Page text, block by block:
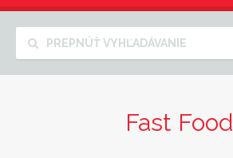
PREPNÚŤ VYHĽADÁVANIE
Fast Food